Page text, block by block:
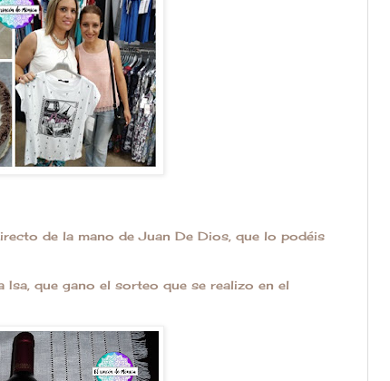
de la mano de Juan De Dios, que lo podéis
que gano el sorteo que se realizo en el